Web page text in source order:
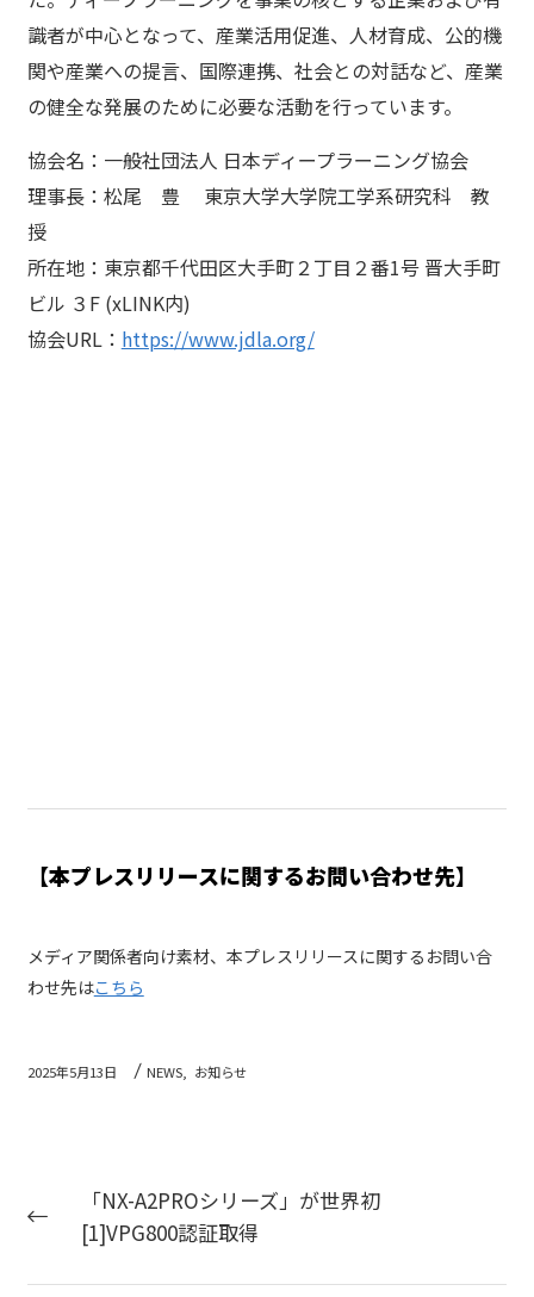
識者が中心となって、産業活用促進、人材育成、公的機
関や産業への提言、国際連携、社会との対話など、産業
の健全な発展のために必要な活動を行っています。
協会名：一般社団法人 日本ディープラーニング協会
理事長：松尾 豊 東京大学大学院工学系研究科 教
授
所在地：東京都千代田区大手町２丁目２番1号 晋大手町
ビル ３F (xLINK内)
協会URL： https://www.jdla.org/
【本プレスリリースに関するお問い合わせ先】
メディア関係者向け素材、本プレスリリースに関するお問い合
わせ先はこちら
2025年5月13日 NEWS, お知らせ
「NX-A2PROシリーズ」が世界初
[1]VPG800認証取得